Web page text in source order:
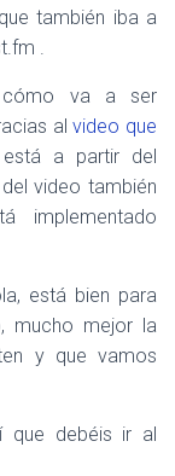
también iba a
.
cómo va a ser
alvideo que
a partir del
video también
implementado
está bien para
mucho mejor la
y que vamos
que debéis ir al